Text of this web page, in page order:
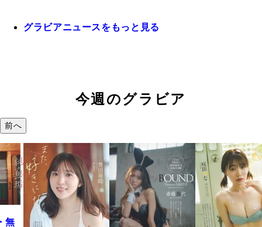
グラビアニュースをもっと見る
今週のグラビア
前へ